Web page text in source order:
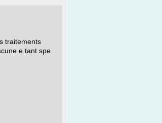
traitements
e tant spe